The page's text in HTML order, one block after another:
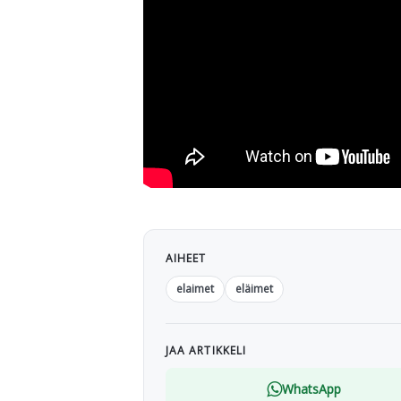
AIHEET
elaimet
eläimet
JAA ARTIKKELI
WhatsApp